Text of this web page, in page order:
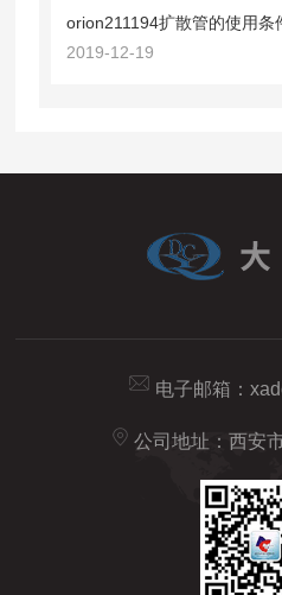
orion211194扩散管的使用条
2019-12-19
电子邮箱：
公司地址：西安